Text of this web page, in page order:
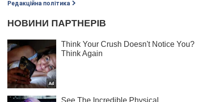
Редакційна політика